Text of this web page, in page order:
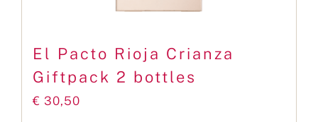
El Pacto Rioja Crianza
Giftpack 2 bottles
€ 30,50